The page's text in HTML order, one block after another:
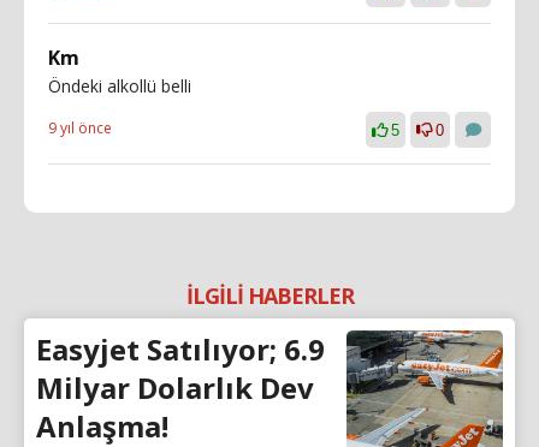
Km
Öndeki alkollü belli
9 yıl önce 5 0
İLGİLİ HABERLER
Easyjet Satılıyor; 6.9
Milyar Dolarlık Dev
Anlaşma!